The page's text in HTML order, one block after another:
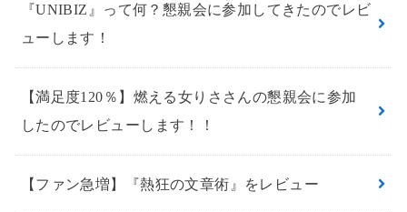
『UNIBIZ』って何？懇親会に参加してきたのでレビ
ューします！
【満足度120％】燃える女りささんの懇親会に参加
したのでレビューします！！
【ファン急増】『熱狂の文章術』をレビュー